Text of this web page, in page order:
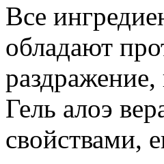
Все
обладают
Гель алоэ
свойствами,